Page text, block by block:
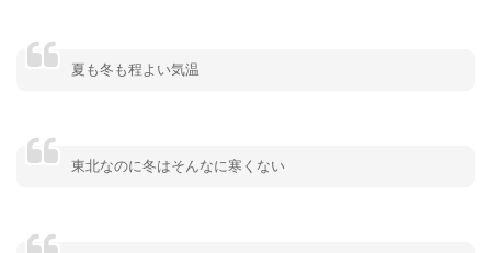
夏も冬も程よい気温
東北なのに冬はそんなに寒くない